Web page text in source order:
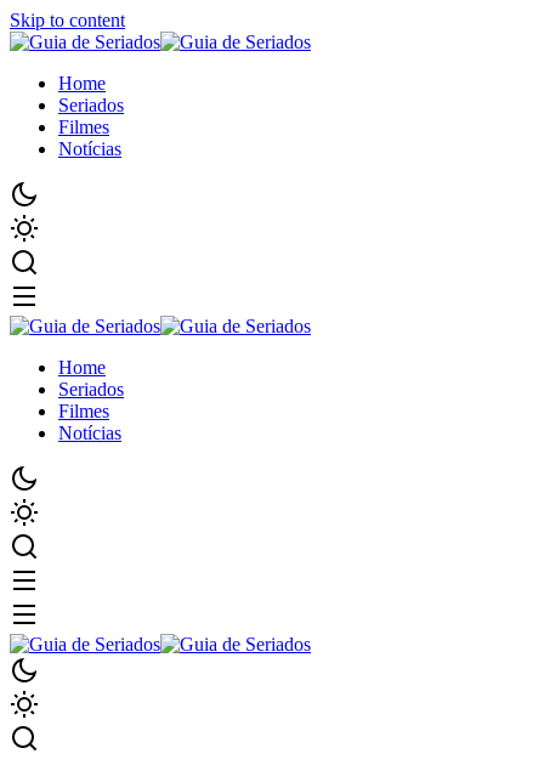
Skip to content
Home
Seriados
Filmes
Notícias
Home
Seriados
Filmes
Notícias